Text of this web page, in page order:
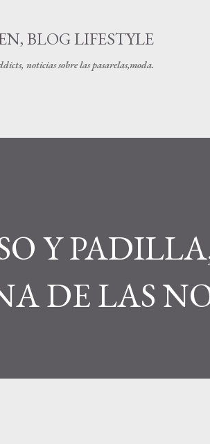
BLOG LIFESTYLE
noticias sobre las pasarelas,moda.
Y
DE LAS